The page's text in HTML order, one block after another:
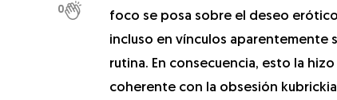
0
foco se posa sobre el deseo
incluso en vínculos aparentemente
rutina. En consecuencia, esto la
coherente con la obsesión